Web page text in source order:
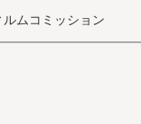
ムコミッション